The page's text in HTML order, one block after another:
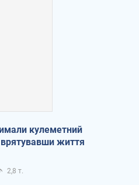
кулеметний
врятувавши життя
2,8 т.